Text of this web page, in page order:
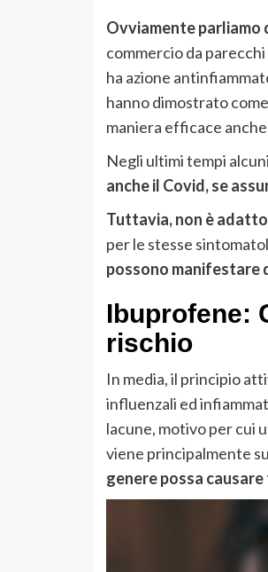
Ovviamente parliamo
commercio da
ha azione
hanno dimostrato
maniera efficace
Negli ultimi tempi
anche il Covid, se
Tuttavia, non è
per le stesse
possono manifestare
Ibuprofene:
rischio
In media, il principio
influenzali ed
lacune, motivo per cui
viene principalmente
genere possa